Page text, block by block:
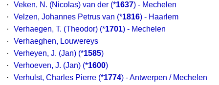
·
Veken, N. (Nicolas) van der (*1637) - Mechelen
·
Velzen, Johannes Petrus van (*1816) - Haarlem
·
Verhaegen, T. (Theodor) (*1701) - Mechelen
·
Verhaeghen, Louwereys
·
Verheyen, J. (Jan) (*1585)
·
Verhoeven, J. (Jan) (*1600)
·
Verhulst, Charles Pierre (*1774) - Antwerpen / Mechelen